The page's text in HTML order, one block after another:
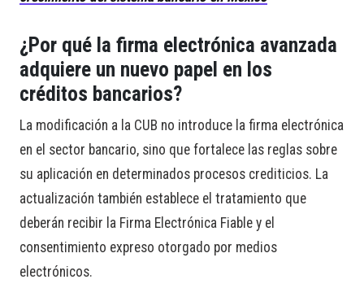
¿Por qué la firma electrónica avanzada
adquiere un nuevo papel en los
créditos bancarios?
La modificación a la CUB no introduce la firma electrónica
en el sector bancario, sino que fortalece las reglas sobre
su aplicación en determinados procesos crediticios. La
actualización también establece el tratamiento que
deberán recibir la Firma Electrónica Fiable y el
consentimiento expreso otorgado por medios
electrónicos.